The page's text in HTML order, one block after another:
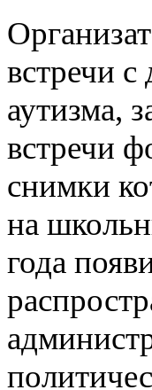
встречи
аутизма,
встречи
снимки
на
года